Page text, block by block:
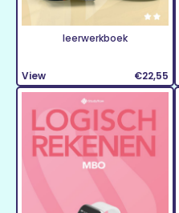
leerwerkboek
View €22,55